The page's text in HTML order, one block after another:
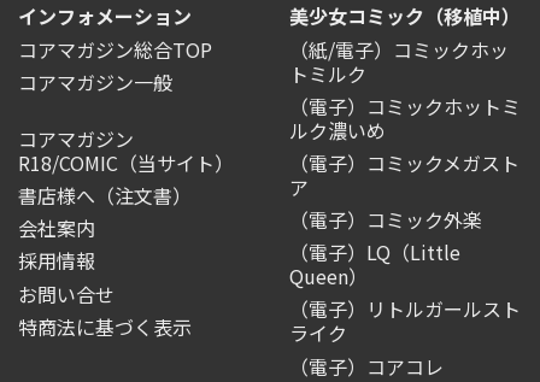
インフォメーション
コアマガジン総合TOP
コアマガジン一般
コアマガジン
R18/COMIC （当サイト）
書店様へ（注文書）
会社案内
採用情報
お問い合せ
特商法に基づく表示
美少女コミック（移植中）
（紙/電子）コミックホッ
トミルク
（電子）コミックホットミ
ルク濃いめ
（電子）コミックメガスト
ア
（電子）コミック外楽
（電子）LQ（Little
Queen）
（電子）リトルガールスト
ライク
（電子）コアコレ